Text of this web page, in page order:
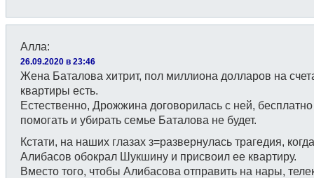
Алла:
26.09.2020 в 23:46
Жена Баталова хитрит, пол миллиона долларов на
квартиры есть.
Естественно, Дрожжина договорилась с ней, бесплатно
помогать и убирать семье Баталова не будет.
Кстати, на наших глазах з=развернулась трагедия, когда
Алибасов обокрал Шукшину и присвоил ее квартиру.
Вместо того, чтобы Алибасова отправить на нары,